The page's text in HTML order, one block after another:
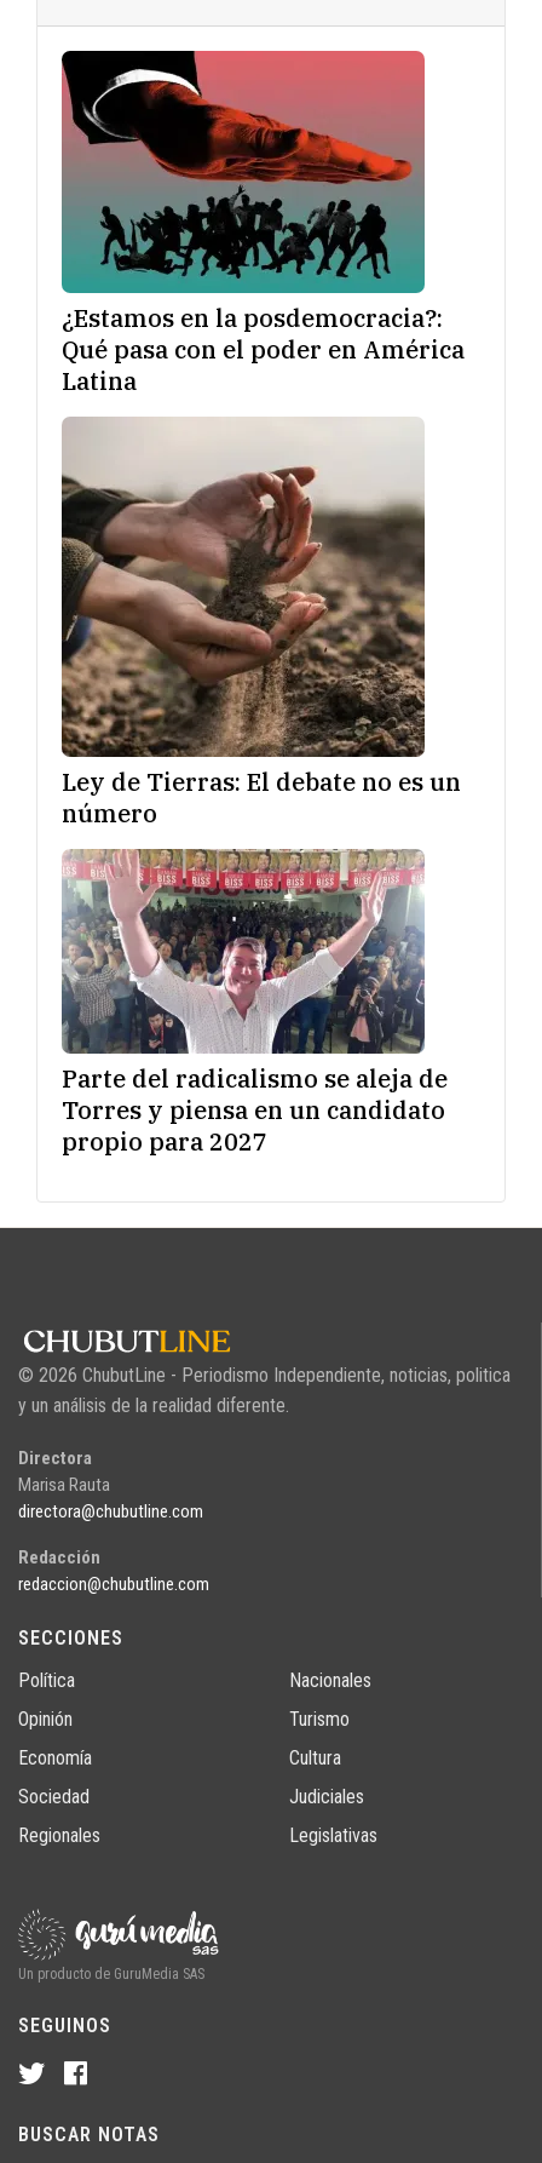
¿Estamos en la posdemocracia?:
Qué pasa con el poder en América
Latina
Ley de Tierras: El debate no es un
número
Parte del radicalismo se aleja de
Torres y piensa en un candidato
propio para 2027
© 2026 ChubutLine - Periodismo Independiente, noticias, politica
y un análisis de la realidad diferente.
Directora
Marisa Rauta
directora@chubutline.com
Redacción
redaccion@chubutline.com
SECCIONES
Política
Opinión
Economía
Sociedad
Regionales
Nacionales
Turismo
Cultura
Judiciales
Legislativas
Un producto de GuruMedia SAS
SEGUINOS
BUSCAR NOTAS